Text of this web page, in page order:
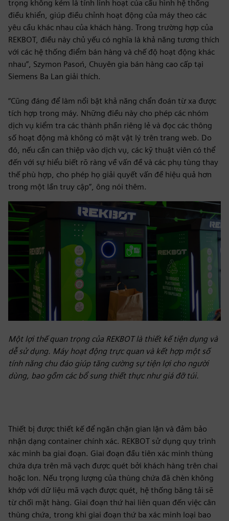
trọng không kém là tính linh hoạt của cấu hình hệ thống
điều khiển, giúp điều chỉnh hoạt động của máy theo các
yêu cầu khác nhau của khách hàng. Trong trường hợp của
REKBOT, điều này chủ yếu có nghĩa là khả năng tương thích
với các hệ thống điểm bán hàng và chế độ hoạt động khác
nhau”, Szymon Pasoń, Chuyên gia bán hàng cao cấp tại
Siemens Ba Lan giải thích.
“Cũng đáng để làm nổi bật khả năng chẩn đoán từ xa được
tích hợp trong máy. Những điều này cho phép các nhóm
dịch vụ kiểm tra các thành phần riêng lẻ và đọc các thông
số hoạt động mà không có mặt vật lý trên trang web. Do
đó, nếu cần can thiệp vào dịch vụ, các kỹ thuật viên có thể
đến với sự hiểu biết rõ ràng về vấn đề và các phụ tùng thay
thế phù hợp, cho phép họ giải quyết vấn đề hiệu quả hơn
trong một lần truy cập”, ông nói thêm.
Một lợi thế quan trọng của REKBOT là thiết kế tiện dụng và
dễ sử dụng. Máy hoạt động trực quan và kết hợp một số
tính năng chu đáo giúp tăng cường sự tiện lợi cho người
dùng, bao gồm các bổ sung thiết thực như giá đỡ túi.
Thiết bị được thiết kế để ngăn chặn gian lận và đảm bảo
nhận dạng container chính xác. REKBOT sử dụng quy trình
xác minh ba giai đoạn. Giai đoạn đầu tiên xác minh thùng
chứa dựa trên mã vạch được quét bởi khách hàng trên chai
hoặc lon. Nếu trọng lượng của thùng chứa đã chèn không
khớp với dữ liệu mã vạch được quét, hệ thống băng tải sẽ
từ chối mặt hàng. Giai đoạn thứ hai liên quan đến việc cân
thùng chứa, trong khi giai đoạn thứ ba xác minh loại bao